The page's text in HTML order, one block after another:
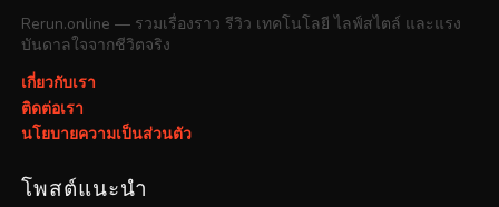
Rerun.online — รวมเรื่องราว รีวิว เทคโนโลยี ไลฟ์สไตล์ และแรง
บันดาลใจจากชีวิตจริง
เกี่ยวกับเรา
ติดต่อเรา
นโยบายความเป็นส่วนตัว
โพสต์แนะนำ